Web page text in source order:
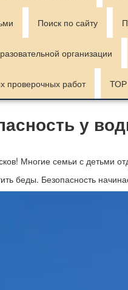
Поиск по сайту
организации
проверочных работ ТОР
у
Многие семьи с детьми
беды. Безопасность